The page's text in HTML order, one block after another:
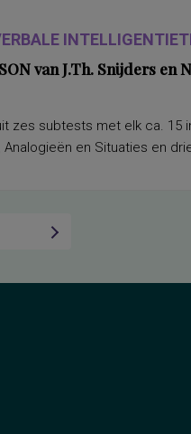
van J.Th. Snijders en
zes subtests met elk ca. 15
en Situaties en